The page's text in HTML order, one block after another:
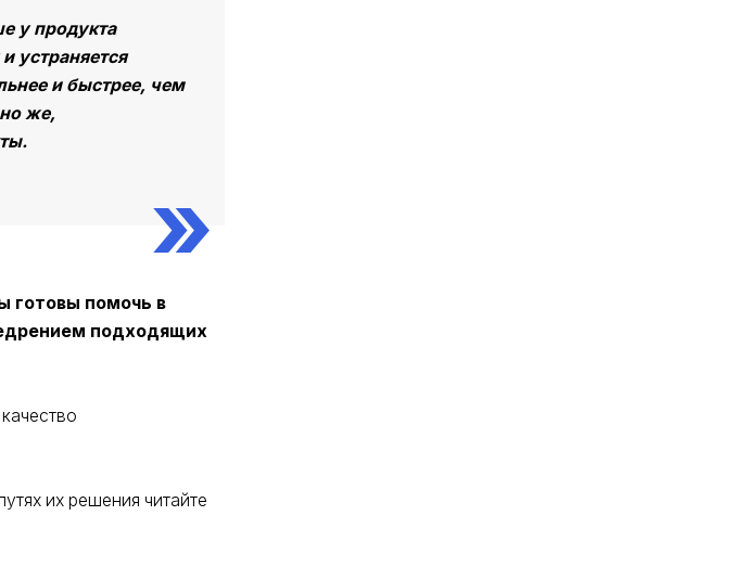
у продукта
устраняется
и быстрее, чем
же,
готовы помочь в
подходящих
их решения читайте